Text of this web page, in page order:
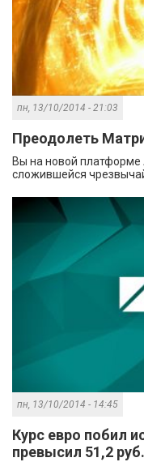
пн, 13/10/2014 - 21:03
Преодолеть
Вы на новой
сложившейся
пн, 13/10/2014 - 14:45
Курс евро побил
превысил 51,2 руб.